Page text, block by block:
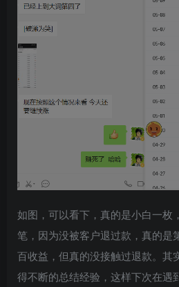
如图，可以看下，真的是小白一枚
笔，因为没被客户退过款，真的是
百收益，但真的没接触过退款。其
得不断的总结经验，这样下次在遇